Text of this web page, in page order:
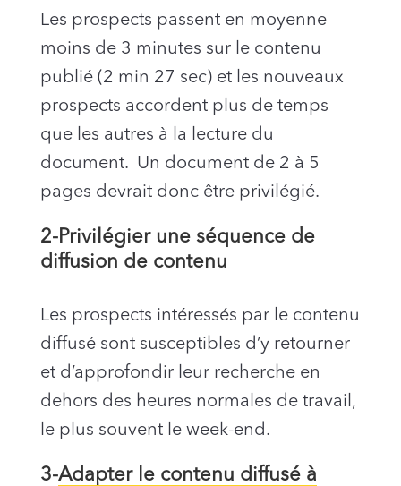
Les prospects passent en moyenne
moins de 3 minutes sur le contenu
publié (2 min 27 sec) et les nouveaux
prospects accordent plus de temps
que les autres à la lecture du
document. Un document de 2 à 5
pages devrait donc être privilégié.
2-Privilégier une séquence de
diffusion de contenu
Les prospects intéressés par le contenu
diffusé sont susceptibles d’y retourner
et d’approfondir leur recherche en
dehors des heures normales de travail,
le plus souvent le week-end.
3-Adapter le contenu diffusé à